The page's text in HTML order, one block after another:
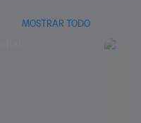
MOSTRAR TODO